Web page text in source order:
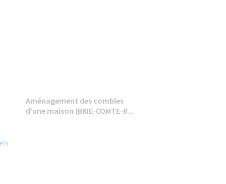
Aménagement des combles
d’une maison (BRIE-COMTE-R...